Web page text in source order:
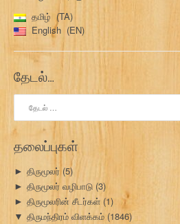
தமிழ்
TA
English
EN
தேடல்…
தேடு:
தலைப்புகள்
► திருமூலர் (5)
► திருமூலர் வழிபாடு (3)
► திருமூலரின் சீடர்கள் (1)
▼ திருமந்திரம் விளக்கம் (1846)